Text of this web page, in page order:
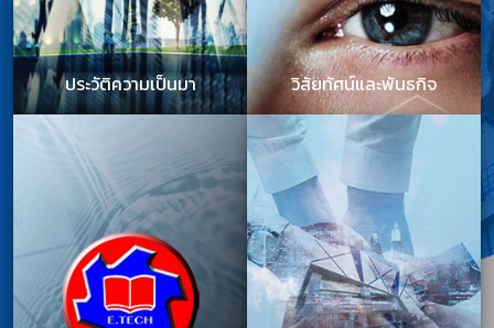
ประวัติความเป็นมา วิสัยทัศน์และพันธกิจ